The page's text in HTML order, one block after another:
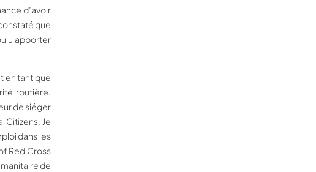
d’avoir
que
apporter
en tant que
routière.
de siéger
Citizens. Je
dans les
Red Cross
de